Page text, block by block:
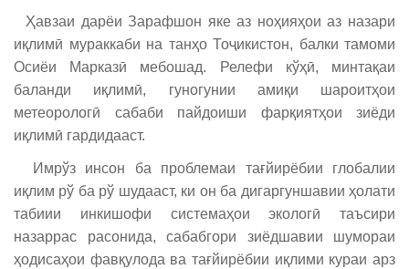
Ҳавзаи дарёи Зарафшон яке аз ноҳияҳои аз назари
иқлимӣ мураккаби на танҳо Тоҷикистон, балки тамоми
Осиёи Марказӣ мебошад. Релефи кўҳӣ, минтақаи
баланди иқлимӣ, гуногунии амиқи шароитҳои
метеорологӣ сабаби пайдоиши фарқиятҳои зиёди
иқлимӣ гардидааст.
Имрўз инсон ба проблемаи тағйирёбии глобалии
иқлим рў ба рў шудааст, ки он ба дигаргуншавии ҳолати
табиии инкишофи системаҳои экологӣ таъсири
назаррас расонида, сабабгори зиёдшавии шумораи
ҳодисаҳои фавқулода ва тағйирёбии иқлими кураи арз